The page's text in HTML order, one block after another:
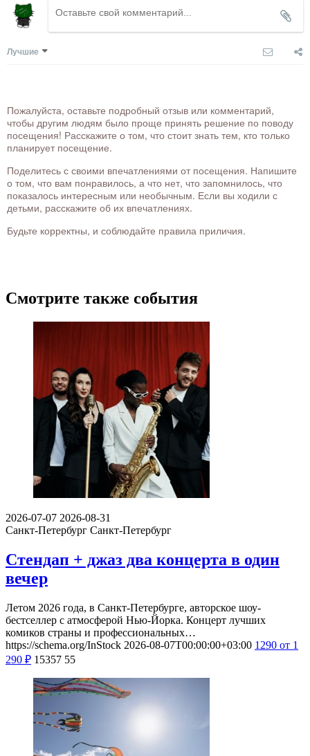
Лучшие
Пожалуйста, оставьте подробный отзыв или комментарий,
чтобы другим людям было проще принять решение по поводу
посещения! Расскажите о том, что стоит знать тем, кто только
планирует посещение.
Поделитесь с своими впечатлениями от посещения. Напишите
о том, что вам понравилось, а что нет, что запомнилось, что
показалось интересным или необычным. Если вы ходили с
детьми, расскажите об их впечатлениях.
Будьте корректны, и соблюдайте правила приличия.
Смотрите также события
2026-07-07 2026-08-31
Санкт-Петербург Санкт-Петербург
Стендап + джаз два концерта в один
вечер
Летом 2026 года, в Санкт-Петербурге, авторское шоу-
бестселлер с атмосферой Нью-Йорка. Концерт лучших
комиков страны и профессиональных…
https://schema.org/InStock 2026-08-07T00:00:00+03:00 1290 от 1
290 ₽ 15357 55